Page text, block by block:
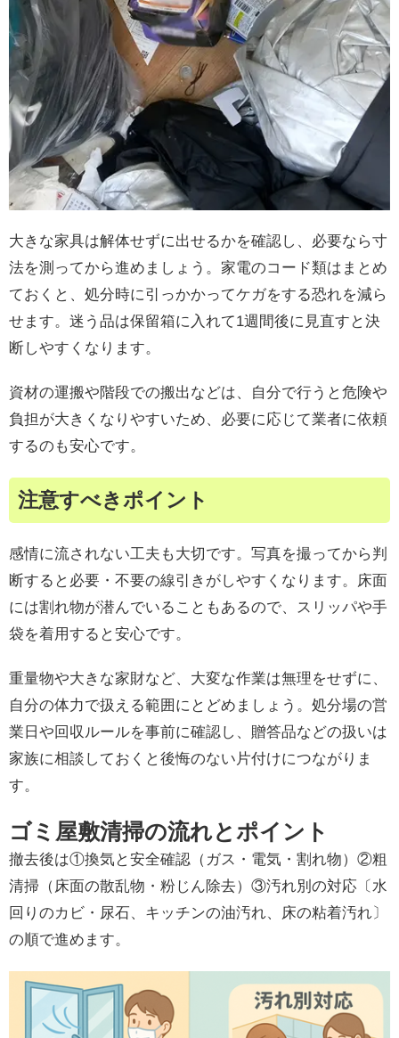
大きな家具は解体せずに出せるかを確認し、必要なら寸
法を測ってから進めましょう。家電のコード類はまとめ
ておくと、処分時に引っかかってケガをする恐れを減ら
せます。迷う品は保留箱に入れて1週間後に見直すと決
断しやすくなります。
資材の運搬や階段での搬出などは、自分で行うと危険や
負担が大きくなりやすいため、必要に応じて業者に依頼
するのも安心です。
注意すべきポイント
感情に流されない工夫も大切です。写真を撮ってから判
断すると必要・不要の線引きがしやすくなります。床面
には割れ物が潜んでいることもあるので、スリッパや手
袋を着用すると安心です。
重量物や大きな家財など、大変な作業は無理をせずに、
自分の体力で扱える範囲にとどめましょう。処分場の営
業日や回収ルールを事前に確認し、贈答品などの扱いは
家族に相談しておくと後悔のない片付けにつながりま
す。
ゴミ屋敷清掃の流れとポイント
撤去後は①換気と安全確認（ガス・電気・割れ物）②粗
清掃（床面の散乱物・粉じん除去）③汚れ別の対応〔水
回りのカビ・尿石、キッチンの油汚れ、床の粘着汚れ〕
の順で進めます。